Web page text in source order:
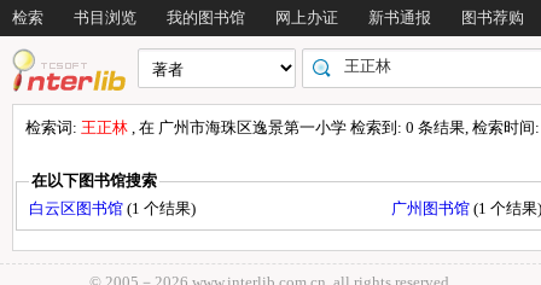
检索 书目浏览 我的图书馆 网上办证 新书通报 图书荐购
检索词: 王正林 , 在 广州市海珠区逸景第一小学 检索到: 0 条结果, 检索时间
在以下图书馆搜索
白云区图书馆 (1 个结果) 广州图书馆 (1 个结果)